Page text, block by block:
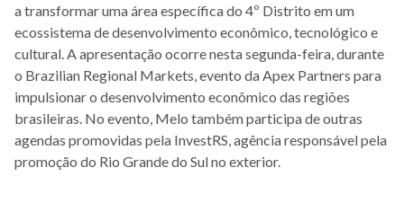
a transformar uma área específica do 4º Distrito em um
ecossistema de desenvolvimento econômico, tecnológico e
cultural. A apresentação ocorre nesta segunda-feira, durante
o Brazilian Regional Markets, evento da Apex Partners para
impulsionar o desenvolvimento econômico das regiões
brasileiras. No evento, Melo também participa de outras
agendas promovidas pela InvestRS, agência responsável pela
promoção do Rio Grande do Sul no exterior.